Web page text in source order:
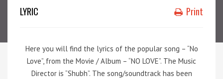
LYRIC Print
Here you will find the lyrics of the popular song – “No
Love”, from the Movie / Album – “NO LOVE”. The Music
Director is “Shubh”. The song/soundtrack has been